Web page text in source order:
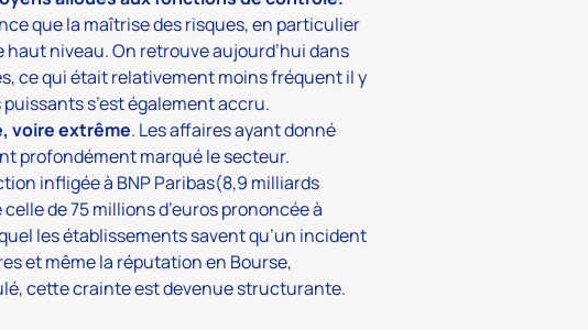
que la maîtrise des risques, en particulier
niveau. On retrouve aujourd’hui dans
ce qui était relativement moins fréquent il y
s’est également accru.
voire extrême. Les affaires ayant donné
profondément marqué le secteur.
infligée à BNP Paribas(8,9 milliards
celle de 75 millions d’euros prononcée à
les établissements savent qu’un incident
et même la réputation en Bourse,
cette crainte est devenue structurante.